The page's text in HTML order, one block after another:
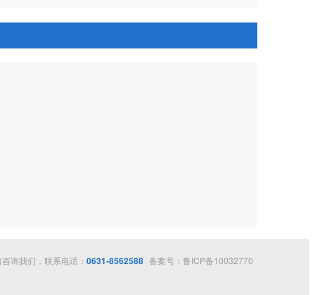
询我们，联系电话： 0631-8562588 备案号：鲁ICP备10032770